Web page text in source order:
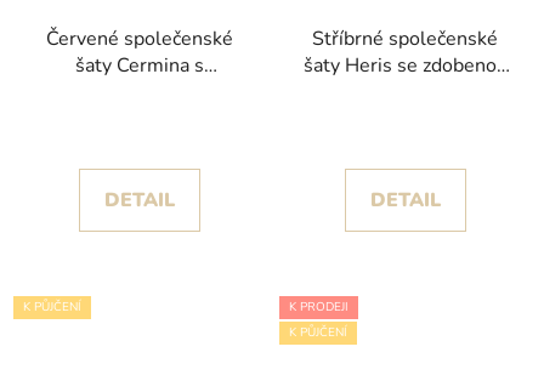
Červené společenské
šaty Cermina s
DETAIL
Stříbrné společenské
šaty Heris se zdobenou
DETAIL
K PŮJČENÍ
K PRODEJI
K PŮJČENÍ